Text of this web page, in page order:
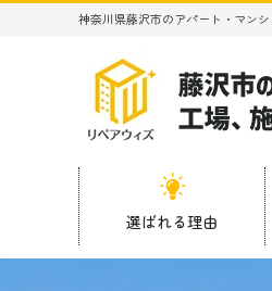
神奈川県藤沢市のアパート・マン
選ばれる理由